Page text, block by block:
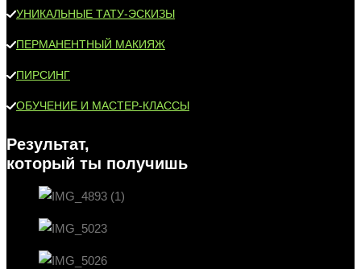
УНИКАЛЬНЫЕ ТАТУ-ЭСКИЗЫ
ПЕРМАНЕНТНЫЙ МАКИЯЖ
ПИРСИНГ
ОБУЧЕНИЕ И МАСТЕР-КЛАССЫ
Результат,
который ты получишь